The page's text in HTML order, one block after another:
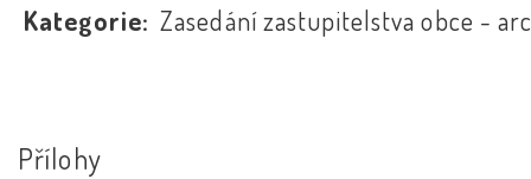
Kategorie: Zasedání zastupitelstva obce -
Přílohy